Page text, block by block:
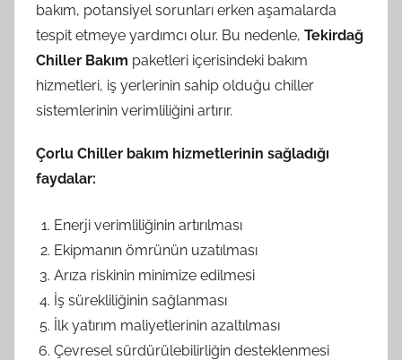
bakım, potansiyel sorunları erken aşamalarda
tespit etmeye yardımcı olur. Bu nedenle, Tekirdağ
Chiller Bakım paketleri içerisindeki bakım
hizmetleri, iş yerlerinin sahip olduğu chiller
sistemlerinin verimliliğini artırır.
Çorlu Chiller bakım hizmetlerinin sağladığı
faydalar:
Enerji verimliliğinin artırılması
Ekipmanın ömrünün uzatılması
Arıza riskinin minimize edilmesi
İş sürekliliğinin sağlanması
İlk yatırım maliyetlerinin azaltılması
Çevresel sürdürülebilirliğin desteklenmesi